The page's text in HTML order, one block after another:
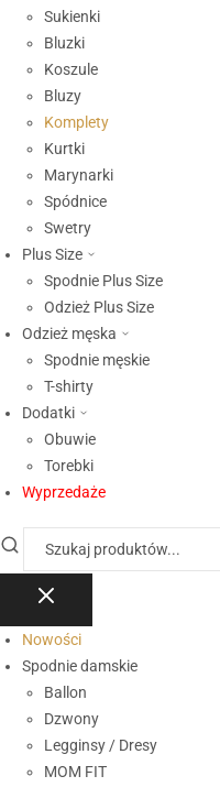
Sukienki
Bluzki
Koszule
Bluzy
Komplety
Kurtki
Marynarki
Spódnice
Swetry
Plus Size
Spodnie Plus Size
Odzież Plus Size
Odzież męska
Spodnie męskie
T-shirty
Dodatki
Obuwie
Torebki
Wyprzedaże
Nowości
Spodnie damskie
Ballon
Dzwony
Legginsy / Dresy
MOM FIT